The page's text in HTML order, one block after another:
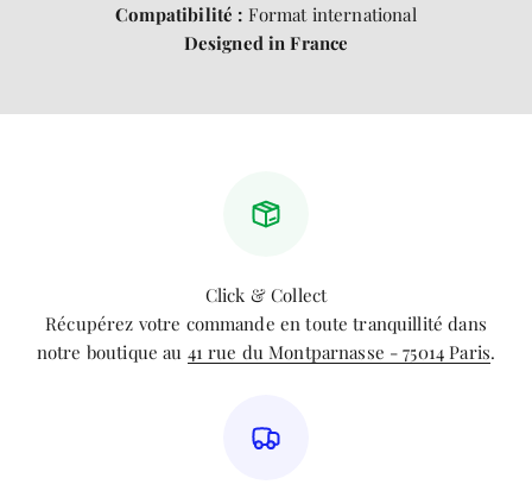
Compatibilité : Format international
Designed in France
Click & Collect
Récupérez votre commande en toute tranquillité dans
notre boutique au 41 rue du Montparnasse - 75014 Paris.